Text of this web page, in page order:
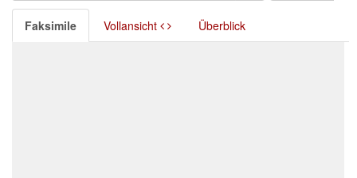
Faksimile Vollansicht Überblick